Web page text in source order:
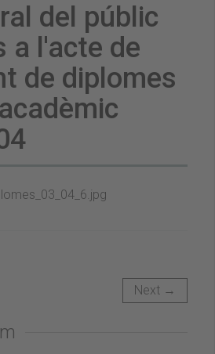
del públic
a l'acte de
de diplomes
Next →